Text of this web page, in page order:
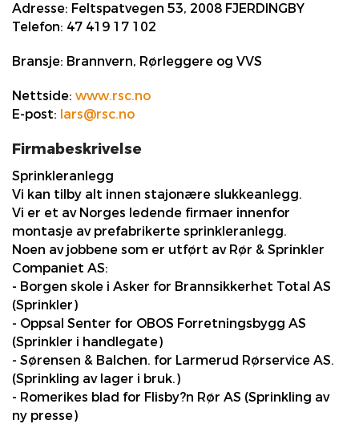
Adresse: Feltspatvegen 53, 2008 FJERDINGBY
Telefon: 47 419 17 102
Bransje: Brannvern, Rørleggere og VVS
Nettside: www.rsc.no
E-post: lars@rsc.no
Firmabeskrivelse
Sprinkleranlegg
Vi kan tilby alt innen stajonære slukkeanlegg.
Vi er et av Norges ledende firmaer innenfor
montasje av prefabrikerte sprinkleranlegg.
Noen av jobbene som er utført av Rør & Sprinkler
Companiet AS:
- Borgen skole i Asker for Brannsikkerhet Total AS
(Sprinkler)
- Oppsal Senter for OBOS Forretningsbygg AS
(Sprinkler i handlegate)
- Sørensen & Balchen. for Larmerud Rørservice AS.
(Sprinkling av lager i bruk.)
- Romerikes blad for Flisby?n Rør AS (Sprinkling av
ny presse)